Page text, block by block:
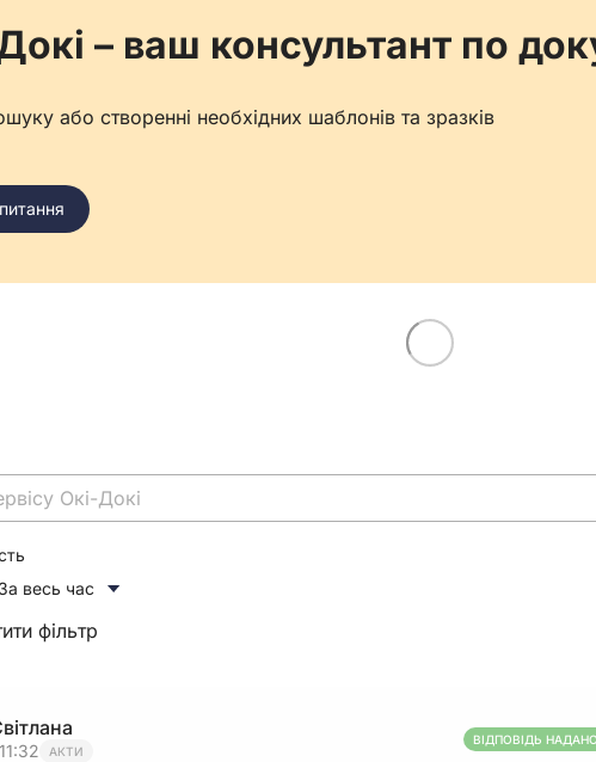
– ваш консультант по
або створенні необхідних шаблонів та зразків
За весь час
фільтр
АКТИ
ВІДПОВІДЬ